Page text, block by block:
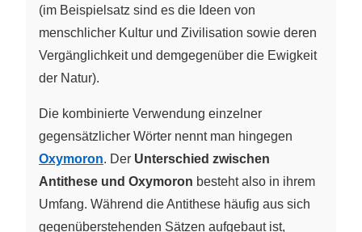
(im Beispielsatz sind es die Ideen von
menschlicher Kultur und Zivilisation sowie deren
Vergänglichkeit und demgegenüber die Ewigkeit
der Natur).
Die kombinierte Verwendung einzelner
gegensätzlicher Wörter nennt man hingegen
Oxymoron. Der Unterschied zwischen
Antithese und Oxymoron besteht also in ihrem
Umfang. Während die Antithese häufig aus sich
gegenüberstehenden Sätzen aufgebaut ist,